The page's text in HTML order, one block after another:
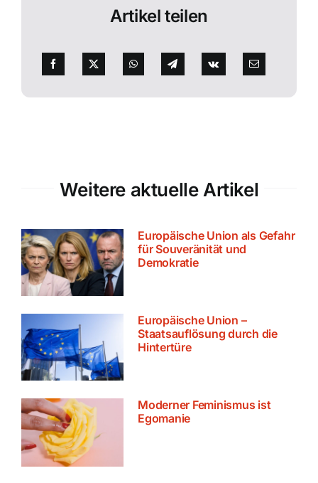
Artikel teilen
Weitere aktuelle Artikel
Europäische Union als Gefahr
für Souveränität und
Demokratie
Europäische Union –
Staatsauflösung durch die
Hintertüre
Moderner Feminismus ist
Egomanie